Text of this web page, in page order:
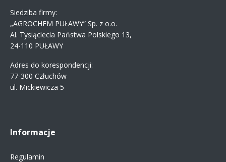
Siedziba firmy:
„AGROCHEM PUŁAWY” Sp. z o.o.
Al. Tysiąclecia Państwa Polskiego 13,
24-110 PUŁAWY
Adres do korespondencji:
77-300 Człuchów
ul. Mickiewicza 5
Informacje
Regulamin